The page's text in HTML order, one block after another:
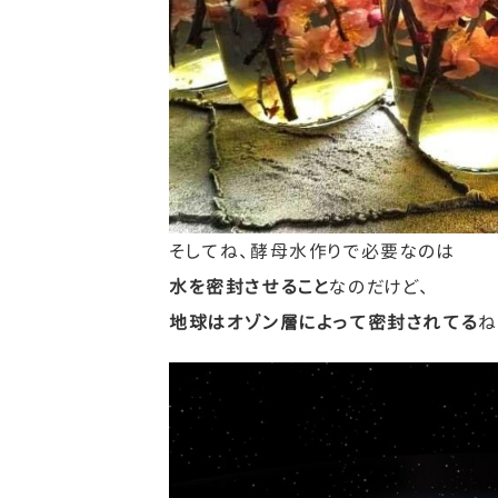
そしてね、酵母水作りで必要なのは
水を密封させることなのだけど、
地球はオゾン層によって密封されてる